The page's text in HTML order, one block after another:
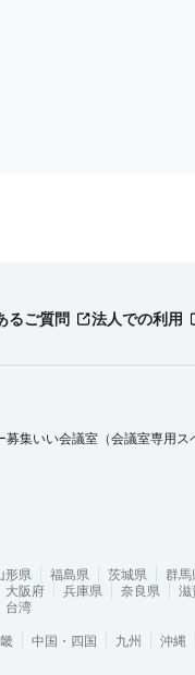
るご質問 法人での利用
募集いい会議室（会議室専用
形県 福島県 茨城県 群馬
大阪府 兵庫県 奈良県 滋
台湾
中国・四国 九州 沖縄